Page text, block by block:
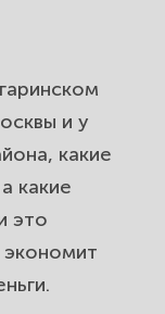
с вашим
на все
и у
какие
какие
это
экономит